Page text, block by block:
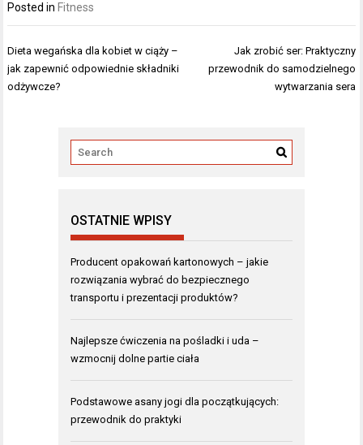
Posted in Fitness
Nawigacja
wpisu
Dieta wegańska dla kobiet w ciąży –
jak zapewnić odpowiednie składniki
odżywcze?
Jak zrobić ser: Praktyczny
przewodnik do samodzielnego
wytwarzania sera
OSTATNIE WPISY
Producent opakowań kartonowych – jakie
rozwiązania wybrać do bezpiecznego
transportu i prezentacji produktów?
Najlepsze ćwiczenia na pośladki i uda –
wzmocnij dolne partie ciała
Podstawowe asany jogi dla początkujących:
przewodnik do praktyki